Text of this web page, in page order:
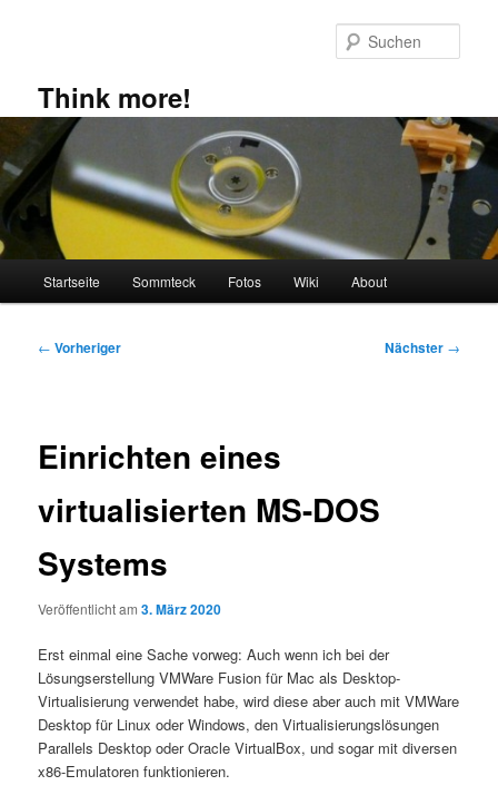
Think more!
Startseite Sommteck Fotos Wiki About
Beitragsnavigation
← Vorheriger Nächster →
Einrichten eines
virtualisierten MS-DOS
Systems
Veröffentlicht am3. März 2020
Erst einmal eine Sache vorweg: Auch wenn ich bei der
Lösungserstellung VMWare Fusion für Mac als Desktop-
Virtualisierung verwendet habe, wird diese aber auch mit VMWare
Desktop für Linux oder Windows, den Virtualisierungslösungen
Parallels Desktop oder Oracle VirtualBox, und sogar mit diversen
x86-Emulatoren funktionieren.